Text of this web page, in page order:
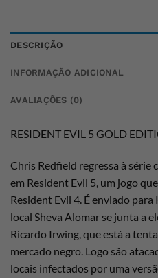
DESCRIÇÃO
INFORMAÇÃO ADICIONAL
AVALIAÇÕES (0)
RESIDENT EVIL 5 GOLD
Chris Redfield regressa à série
em Resident Evil 5, um jogo
Resident Evil 4. É enviado
local Sheva Alomar se junta a
Ricardo Irwing, que está a
mercado negro. Logo são
locais infectados por uma